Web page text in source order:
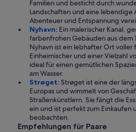
Familien und besticht durch
Landschaften und eine lebendige
Abenteuer und Entspannung
Nyhavn: Ein malerischer Kanal,
farbenfrohen Gebäuden aus dem
Nyhavn ist ein lebhafter Ort voller
Einheimischer und einer Vielzahl
ideal für einen gemütlichen
am Wasser.
Strøget: Strøget ist eine der
Europas und wimmelt von
Straßenkünstlern. Sie fängt die
ein und ist perfekt zum Einkaufen
beobachten.
Empfehlungen für Paare